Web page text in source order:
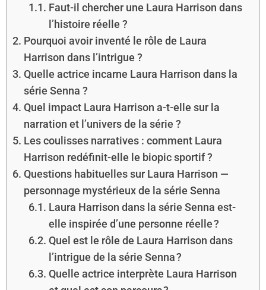
Faut-il chercher une Laura Harrison dans
l’histoire réelle ?
Pourquoi avoir inventé le rôle de Laura
Harrison dans l’intrigue ?
Quelle actrice incarne Laura Harrison dans la
série Senna ?
Quel impact Laura Harrison a-t-elle sur la
narration et l’univers de la série ?
Les coulisses narratives : comment Laura
Harrison redéfinit-elle le biopic sportif ?
Questions habituelles sur Laura Harrison —
personnage mystérieux de la série Senna
Laura Harrison dans la série Senna est-
elle inspirée d’une personne réelle ?
Quel est le rôle de Laura Harrison dans
l’intrigue de la série Senna ?
Quelle actrice interprète Laura Harrison